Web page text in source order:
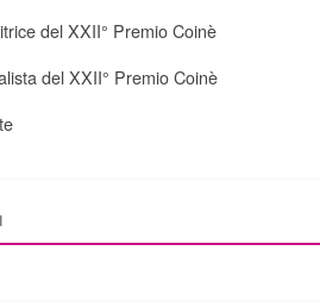
del XXII° Premio Coinè
del XXII° Premio Coinè